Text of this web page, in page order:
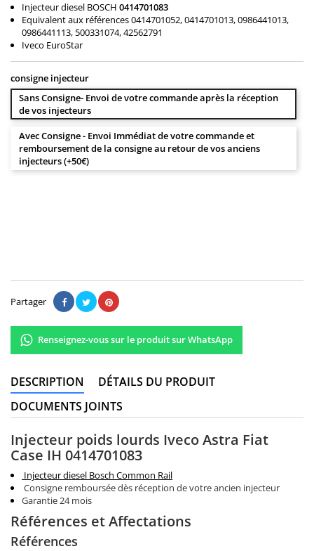
Injecteur diesel BOSCH 0414701083
Equivalent aux références 0414701052, 0414701013, 0986441013,
0986441113, 500331074, 42562791
Iveco EuroStar
consigne injecteur
Sans Consigne- Envoi de votre commande après la réception
de vos injecteurs
Avec Consigne - Envoi Immédiat de votre commande et
remboursement de la consigne au retour de vos anciens
injecteurs (+50€)
Partager
Renseignez-vous sur le produit sur WhatsApp
DESCRIPTION
DÉTAILS DU PRODUIT
DOCUMENTS JOINTS
Injecteur poids lourds Iveco Astra Fiat
Case IH 0414701083
Injecteur diesel Bosch Common Rail
Consigne remboursée dès réception de votre ancien injecteur
Garantie 24 mois
Références et Affectations
Références